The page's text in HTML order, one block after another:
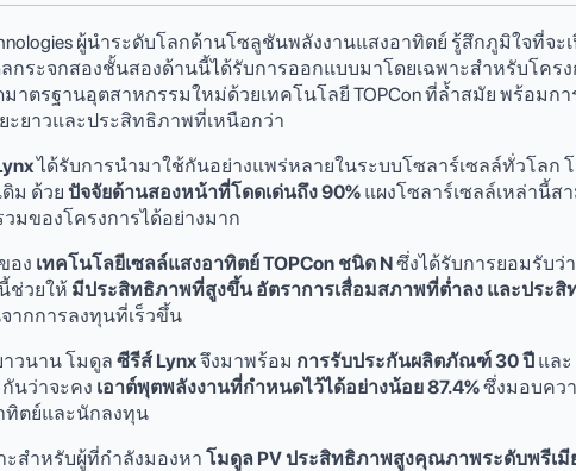
ผู้นำระดับโลกด้านโซลูชันพลังงานแสงอาทิตย์ รู้สึกภูมิใจที่จะ
กระจกสองชั้นสองด้านนี้ได้รับการออกแบบมาโดยเฉพาะสำหรับโค
ตรฐานอุตสาหกรรมใหม่ด้วยเทคโนโลยี TOPCon ที่ล้ำสมัย พร้อม
ะยาวและประสิทธิภาพที่เหนือกว่า
ได้รับการนำมาใช้กันอย่างแพร่หลายในระบบโซลาร์เซลล์ทั่วโลก
ม ด้วย ปัจจัยด้านสองหน้าที่โดดเด่นถึง 90% แผงโซลาร์เซลล์เหล่านี้ส
มของโครงการได้อย่างมาก
อง เทคโนโลยีเซลล์แสงอาทิตย์ TOPCon ชนิด Nซึ่งได้รับการยอมรับว่
ช่วยให้ มีประสิทธิภาพที่สูงขึ้น อัตราการเสื่อมสภาพที่ต่ำลง และประสิ
ากการลงทุนที่เร็วขึ้น
วนาน โมดูล ซีรีส์ Lynxจึงมาพร้อม การรับประกันผลิตภัณฑ์ 30 ปี และ
นว่าจะคง เอาต์พุตพลังงานที่กำหนดไว้ได้อย่างน้อย 87.4%ซึ่งมอบคว
ทิตย์และนักลงทุน
สำหรับผู้ที่กำลังมองหา โมดูล PV ประสิทธิภาพสูงคุณภาพระดับพรีเมี